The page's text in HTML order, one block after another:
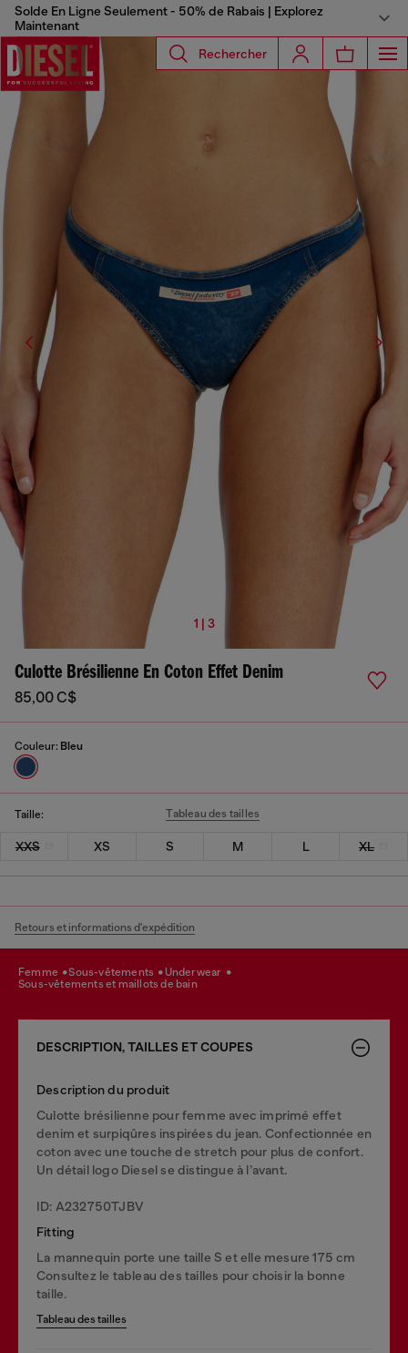
Solde En Ligne Seulement - 50% de Rabais | Explorez
Maintenant
Rechercher
1 | 3
Culotte Brésilienne En Coton Effet Denim
85,00 C$
Couleur: Bleu
Taille: Tableau des tailles
XXS XS S M L XL
Retours et informations d'expédition
femme sous-vêtements
underwear
sous-vêtements et maillots de bain
DESCRIPTION, TAILLES ET COUPES
Description du produit
Culotte brésilienne pour femme avec imprimé effet
denim et surpiqûres inspirées du jean. Confectionnée en
coton avec une touche de stretch pour plus de confort.
Un détail logo Diesel se distingue à l’avant.
ID: A232750TJBV
Fitting
La mannequin porte une taille S et elle mesure 175 cm
Consultez le tableau des tailles pour choisir la bonne
taille.
Tableau des tailles